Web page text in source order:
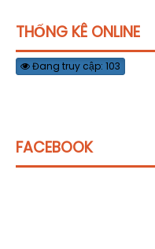
THỐNG KÊ ONLINE
Đang truy cập: 103
FACEBOOK